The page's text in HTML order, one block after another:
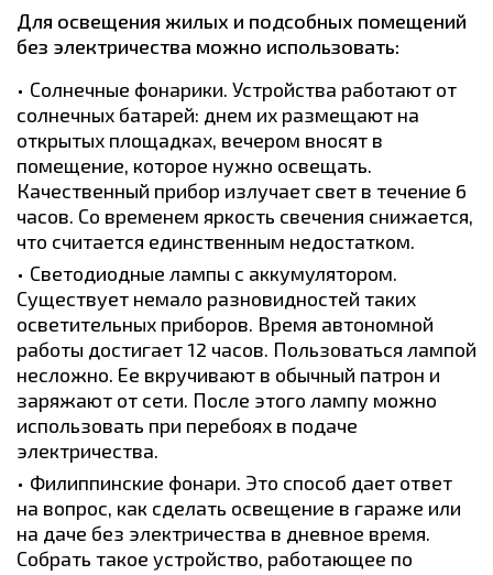
Для освещения жилых и подсобных помещений
без электричества можно использовать:
Солнечные фонарики. Устройства работают от
солнечных батарей: днем их размещают на
открытых площадках, вечером вносят в
помещение, которое нужно освещать.
Качественный прибор излучает свет в течение 6
часов. Со временем яркость свечения снижается,
что считается единственным недостатком.
Светодиодные лампы с аккумулятором.
Существует немало разновидностей таких
осветительных приборов. Время автономной
работы достигает 12 часов. Пользоваться лампой
несложно. Ее вкручивают в обычный патрон и
заряжают от сети. После этого лампу можно
использовать при перебоях в подаче
электричества.
Филиппинские фонари. Это способ дает ответ
на вопрос, как сделать освещение в гараже или
на даче без электричества в дневное время.
Собрать такое устройство, работающее по